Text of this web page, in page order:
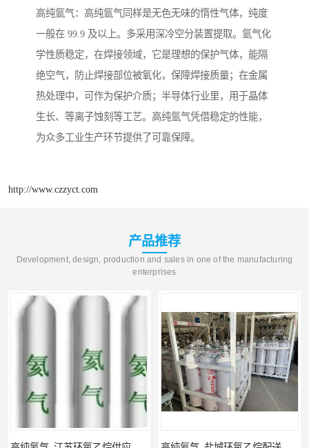
高纯氩气：高纯氩气同样是无色无味的惰性气体，纯度
一般在 99.9 及以上。多采用深冷空分装置提取。氩气化
学性质稳定，在焊接领域，它是理想的保护气体，能隔
绝空气，防止焊接部位被氧化，保障焊接质量；在金属
热处理中，可作为保护介质；半导体行业里，用于晶体
生长、等离子蚀刻等工艺。高纯氩气凭借稳定的性能，
为众多工业生产环节提供了可靠保障。​
http://www.czzyct.com
产品推荐
Development, design, production and sales in one of the manufacturing
enterprises